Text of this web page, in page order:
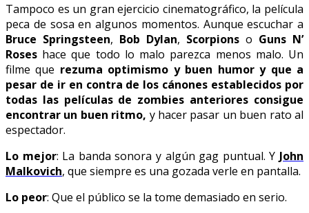
Tampoco es un gran ejercicio cinematográfico, la película
peca de sosa en algunos momentos. Aunque escuchar a
Bruce Springsteen, Bob Dylan, Scorpions o Guns N’
Roses hace que todo lo malo parezca menos malo. Un
filme que rezuma optimismo y buen humor y que a
pesar de ir en contra de los cánones establecidos por
todas las películas de zombies anteriores consigue
encontrar un buen ritmo, y hacer pasar un buen rato al
espectador.
Lo mejor: La banda sonora y algún gag puntual. Y John
Malkovich, que siempre es una gozada verle en pantalla.
Lo peor: Que el público se la tome demasiado en serio.